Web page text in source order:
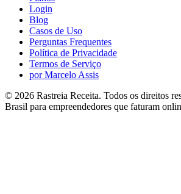
Login
Blog
Casos de Uso
Perguntas Frequentes
Política de Privacidade
Termos de Serviço
por Marcelo Assis
© 2026 Rastreia Receita. Todos os direitos
Brasil para empreendedores que faturam